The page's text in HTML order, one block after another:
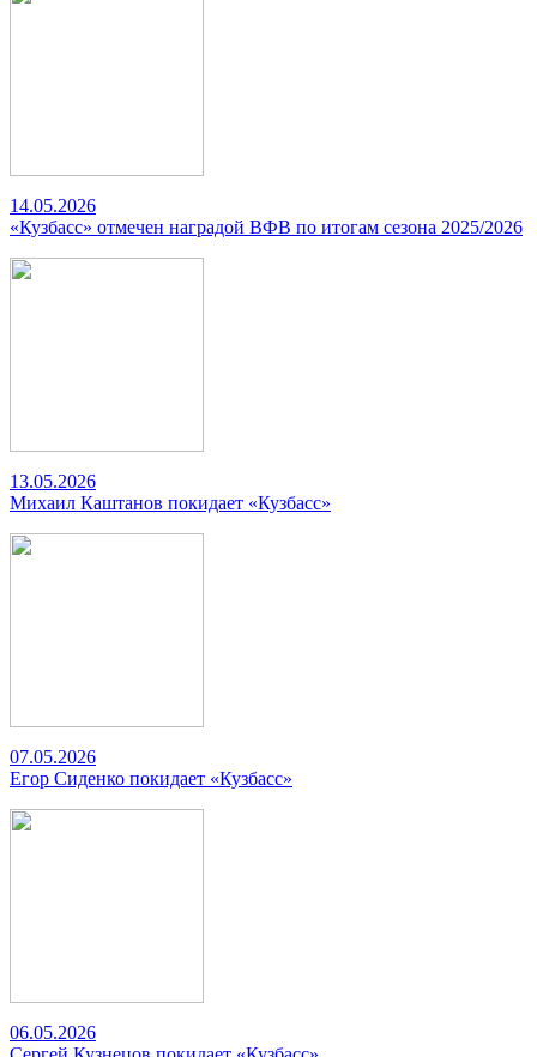
14.05.2026
«Кузбасс» отмечен наградой ВФВ по итогам сезона 2025/2026
13.05.2026
Михаил Каштанов покидает «Кузбасс»
07.05.2026
Егор Сиденко покидает «Кузбасс»
06.05.2026